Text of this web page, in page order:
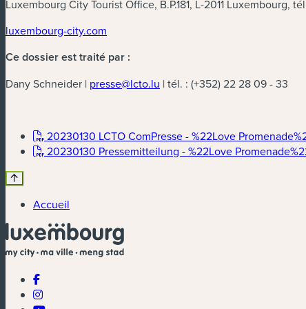
Luxembourg City Tourist Office, B.P.181, L-2011 Luxembourg,
luxembourg-city.com
Ce dossier est traité par :
Dany Schneider | presse@lcto.lu | tél. : (+352) 22 28 09 - 33
20230130 LCTO ComPresse - %22Love
20230130 Pressemitteilung - %22Love
Accueil